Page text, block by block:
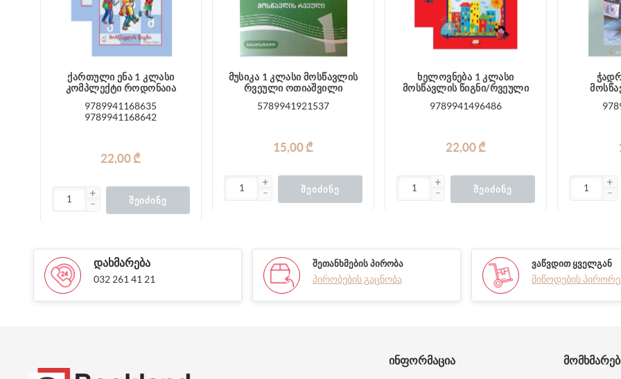
ქართული ენა 1 კლასი
კომპლექტი როდონაია
9789941168635
9789941168642
22,00 ₾
ᲨᲔᲘᲫᲘᲜᲔ
მუსიკა 1 კლასი მოსწავლის
რვეული ოთიაშვილი
5789941921537
15,00 ₾
ᲨᲔᲘᲫᲘᲜᲔ
ხელოვნება 1 კლასი
მოსწავლის წიგნი/რვეული
9789941496486
22,00 ₾
ᲨᲔᲘᲫᲘᲜᲔ
ᲓᲐᲮᲛᲐᲠᲔᲑᲐ
032 261 41 21
ᲨᲔᲗᲐᲜᲮᲛᲔᲑᲘᲡ ᲞᲘᲠᲝᲑᲐ
პირობების გაცნობა
ᲕᲐᲬᲕᲓᲘᲗ ᲧᲕᲔᲚᲒᲐᲜ
მიწოდების
ᲘᲜᲤᲝᲠᲛᲐᲪᲘᲐ